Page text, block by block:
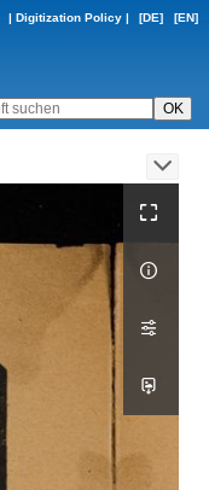
| Digitization Policy | [DE] [EN]